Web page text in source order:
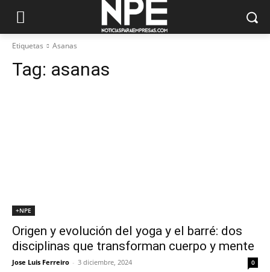
Etiquetas Asanas
Tag: asanas
+NPE
Origen y evolución del yoga y el barré: dos
disciplinas que transforman cuerpo y mente
Jose Luis Ferreiro - 3 diciembre, 2024 0